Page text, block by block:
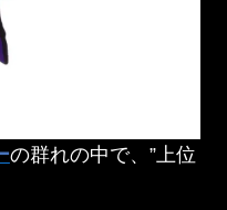
の群れの中で、”上位